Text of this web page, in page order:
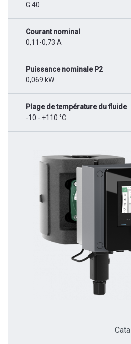
G 40
Courant nominal
0,11-0,73 A
Puissance nominale P2
0,069 kW
Plage de température du fluide
-10 - +110 °C